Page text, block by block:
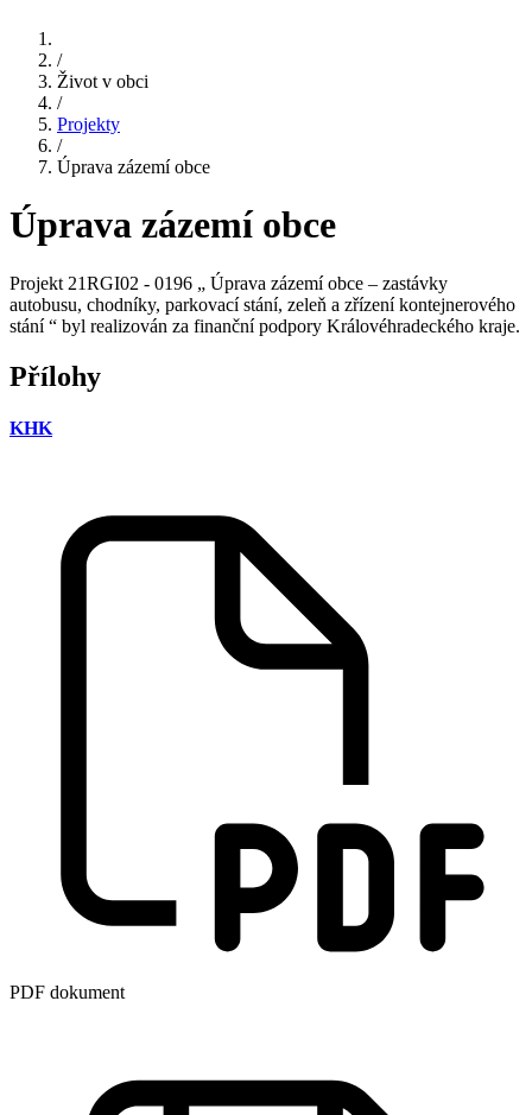
/
Život v obci
/
Projekty
/
Úprava zázemí obce
Úprava zázemí obce
Projekt 21RGI02 - 0196 „ Úprava zázemí obce – zastávky
autobusu, chodníky, parkovací stání, zeleň a zřízení kontejnerového
stání “ byl realizován za finanční podpory Královéhradeckého kraje.
Přílohy
KHK
PDF dokument